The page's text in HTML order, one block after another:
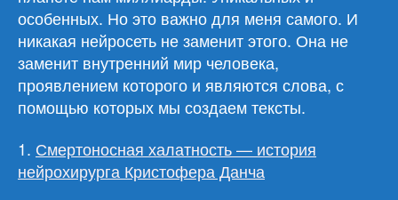
особенных. Но это важно для меня самого. И
никакая нейросеть не заменит этого. Она не
заменит внутренний мир человека,
проявлением которого и являются слова, с
помощью которых мы создаем тексты.
1. Смертоносная халатность — история
нейрохирурга Кристофера Данча